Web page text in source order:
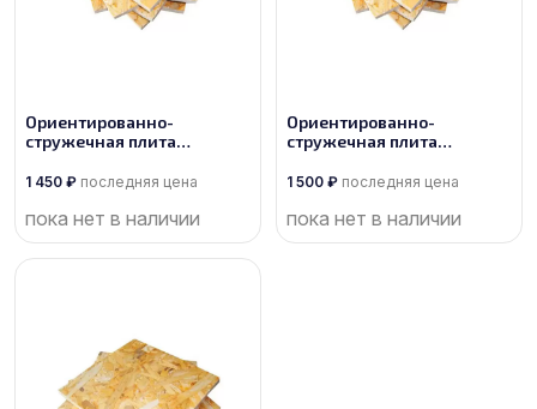
Ориентированно-
стружечная плита
1 450 ₽ последняя цена
пока нет в наличии
Ориентированно-
стружечная плита
1 500 ₽ последняя цена
пока нет в наличии